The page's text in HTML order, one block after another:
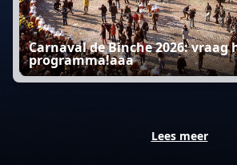
Carnaval de Binche 2026: vraag
programma!aaa
Lees meer